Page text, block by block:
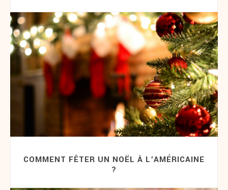
COMMENT FÊTER UN NOËL À L’AMÉRICAINE
?